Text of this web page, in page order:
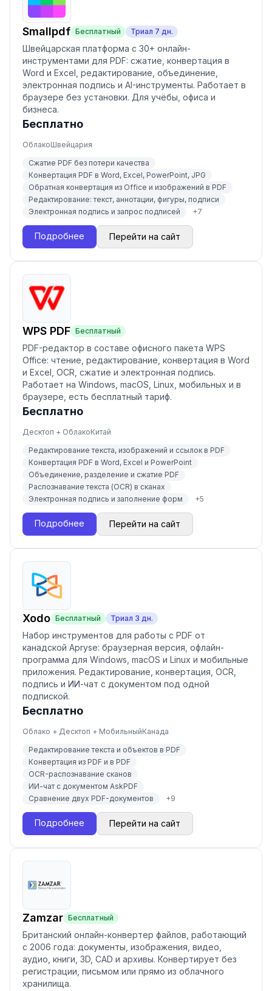
Smallpdf Бесплатный Триал 7 дн.
Швейцарская платформа с 30+ онлайн-
инструментами для PDF: сжатие, конвертация в
Word и Excel, редактирование, объединение,
электронная подпись и AI-инструменты. Работает в
браузере без установки. Для учёбы, офиса и
бизнеса.
Бесплатно
ОблакоШвейцария
Сжатие PDF без потери качества
Конвертация PDF в Word, Excel, PowerPoint, JPG
Обратная конвертация из Office и изображений в PDF
Редактирование: текст, аннотации, фигуры, подписи
Электронная подпись и запрос подписей
+7
Подробнее Перейти на сайт
WPS PDF Бесплатный
PDF-редактор в составе офисного пакета WPS
Office: чтение, редактирование, конвертация в Word
и Excel, OCR, сжатие и электронная подпись.
Работает на Windows, macOS, Linux, мобильных и в
браузере, есть бесплатный тариф.
Бесплатно
Десктоп + ОблакоКитай
Редактирование текста, изображений и ссылок в PDF
Конвертация PDF в Word, Excel и PowerPoint
Объединение, разделение и сжатие PDF
Распознавание текста (OCR) в сканах
Электронная подпись и заполнение форм
+5
Подробнее Перейти на сайт
Xodo Бесплатный Триал 3 дн.
Набор инструментов для работы с PDF от
канадской Apryse: браузерная версия, офлайн-
программа для Windows, macOS и Linux и мобильные
приложения. Редактирование, конвертация, OCR,
подпись и ИИ-чат с документом под одной
подпиской.
Бесплатно
Облако + Десктоп + МобильныйКанада
Редактирование текста и объектов в PDF
Конвертация из PDF и в PDF
OCR-распознавание сканов
ИИ-чат с документом AskPDF
Сравнение двух PDF-документов
+9
Подробнее Перейти на сайт
Zamzar Бесплатный
Британский онлайн-конвертер файлов, работающий
с 2006 года: документы, изображения, видео,
аудио, книги, 3D, CAD и архивы. Конвертирует без
регистрации, письмом или прямо из облачного
хранилища.